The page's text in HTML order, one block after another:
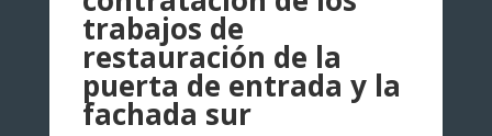
trabajos de
restauración de la
puerta de entrada y la
fachada sur